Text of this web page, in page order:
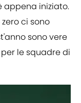
appena iniziato.
ci sono
sono vere
le squadre di